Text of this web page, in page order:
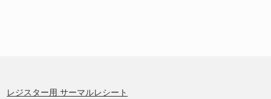
レジスター用 サーマルレシート